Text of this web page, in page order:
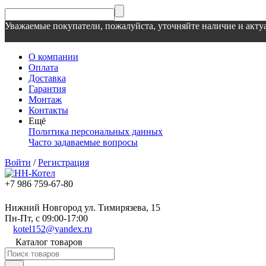
Уважаемые покупатели, пожалуйста, уточняйте наличие и
О компании
Оплата
Доставка
Гарантия
Монтаж
Контакты
Ещё
Политика персональных данных
Часто задаваемые вопросы
Войти /Регистрация
+7 986 759-67-80
Нижний Новгород ул. Тимирязева, 15
Пн-Пт, с 09:00-17:00
kotel152@yandex.ru
Каталог товаров